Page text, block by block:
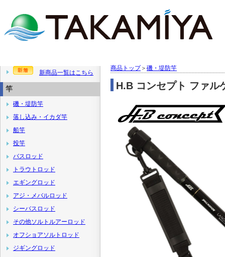
商品トップ＞ 磯・堤防竿
H.B コンセプト ファル
新商品一覧はこちら
竿
磯・堤防竿
落し込み・イカダ竿
船竿
投竿
バスロッド
トラウトロッド
エギングロッド
アジ・メバルロッド
シーバスロッド
その他ソルトルアーロッド
オフショアソルトロッド
ジギングロッド